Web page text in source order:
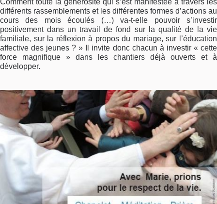
Comment toute la générosité qui s’est manifestée à travers les
différents rassemblements et les différentes formes d’actions au
cours des mois écoulés (…) va-t-elle pouvoir s’investir
positivement dans un travail de fond sur la qualité de la vie
familiale, sur la réflexion à propos du mariage, sur l’éducation
affective des jeunes ? » Il invite donc chacun à investir « cette
force magnifique » dans les chantiers déjà ouverts et à
développer.